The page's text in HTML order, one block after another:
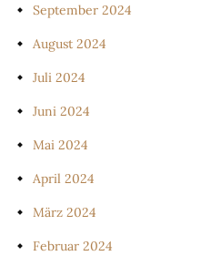
September 2024
August 2024
Juli 2024
Juni 2024
Mai 2024
April 2024
März 2024
Februar 2024